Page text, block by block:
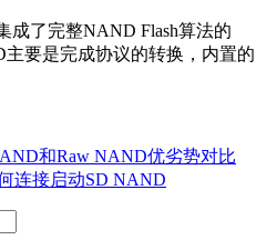
成了完整NAND Flash算法的
主要是完成协议的转换，内置的
和Raw NAND优劣势对比
连接启动SD NAND